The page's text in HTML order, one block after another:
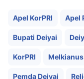
Apel KorPRI Apel
Bupati Deiyai
KorPRI
Pemda Deiyai